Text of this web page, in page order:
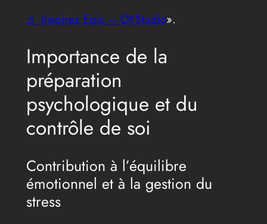
♬ Inspirez Epic – OYStudio».
Importance de la
préparation
psychologique et du
contrôle de soi
Contribution à l’équilibre
émotionnel et à la gestion du
stress